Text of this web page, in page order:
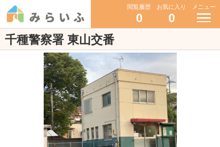
閲覧履歴
0
お気に入り
0
メニュー
千種警察署 東山交番